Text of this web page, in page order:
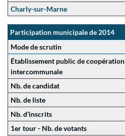
Charly-sur-Marne
Participation municipale de 2014
Mode de scrutin
Établissement public de coopération
intercommunale
Nb. de candidat
Nb. de liste
Nb. d'inscrits
1er tour - Nb. de votants